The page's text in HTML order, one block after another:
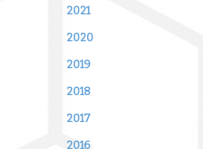
2021
2020
2019
2018
2017
2016